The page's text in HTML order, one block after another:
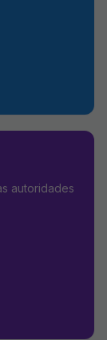
autoridades